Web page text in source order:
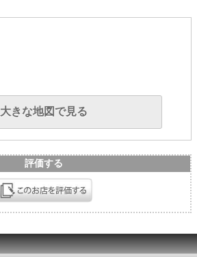
大きな地図で見る
評価する